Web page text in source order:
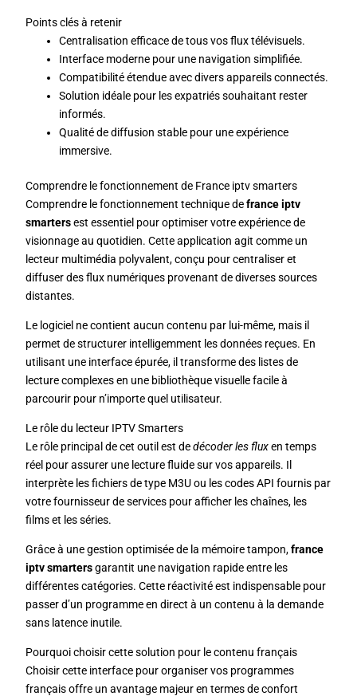
Points clés à retenir
Centralisation efficace de tous vos flux télévisuels.
Interface moderne pour une navigation simplifiée.
Compatibilité étendue avec divers appareils connectés.
Solution idéale pour les expatriés souhaitant rester
informés.
Qualité de diffusion stable pour une expérience
immersive.
Comprendre le fonctionnement de France iptv smarters
Comprendre le fonctionnement technique defrance iptv
smarters est essentiel pour optimiser votre expérience de
visionnage au quotidien. Cette application agit comme un
lecteur multimédia polyvalent, conçu pour centraliser et
diffuser des flux numériques provenant de diverses sources
distantes.
Le logiciel ne contient aucun contenu par lui-même, mais il
permet de structurer intelligemment les données reçues. En
utilisant une interface épurée, il transforme des listes de
lecture complexes en une bibliothèque visuelle facile à
parcourir pour n’importe quel utilisateur.
Le rôle du lecteur IPTV Smarters
Le rôle principal de cet outil est dedécoder les fluxen temps
réel pour assurer une lecture fluide sur vos appareils. Il
interprète les fichiers de type M3U ou les codes API fournis par
votre fournisseur de services pour afficher les chaînes, les
films et les séries.
Grâce à une gestion optimisée de la mémoire tampon,france
iptv smartersgarantit une navigation rapide entre les
différentes catégories. Cette réactivité est indispensable pour
passer d’un programme en direct à un contenu à la demande
sans latence inutile.
Pourquoi choisir cette solution pour le contenu français
Choisir cette interface pour organiser vos programmes
français offre un avantage majeur en termes de confort